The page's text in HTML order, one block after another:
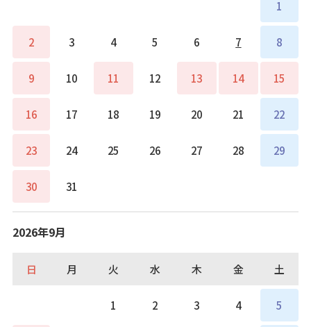
1
2 3 4 5 6 7 8
9 10 11 12 13 14 15
16 17 18 19 20 21 22
23 24 25 26 27 28 29
30 31
2026年9月
日 月 火 水 木 金 土
1 2 3 4 5